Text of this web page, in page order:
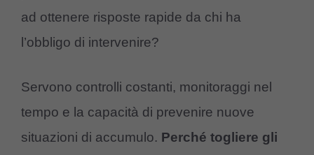
ad ottenere risposte rapide da chi ha
l’obbligo di intervenire?
Servono controlli costanti, monitoraggi nel
tempo e la capacità di prevenire nuove
situazioni di accumulo. Perché togliere gli